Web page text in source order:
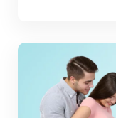
pengalaman
berkualitas
kami layani.